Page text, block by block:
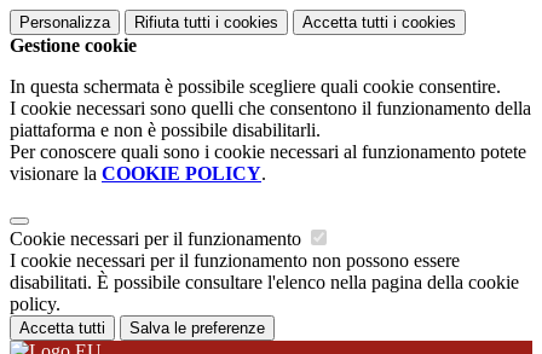
Personalizza Rifiuta tutti i cookies Accetta tutti i cookies
Gestione cookie
In questa schermata è possibile scegliere quali cookie consentire.
I cookie necessari sono quelli che consentono il funzionamento della
piattaforma e non è possibile disabilitarli.
Per conoscere quali sono i cookie necessari al funzionamento potete
visionare la COOKIE POLICY.
Cookie necessari per il funzionamento
I cookie necessari per il funzionamento non possono essere
disabilitati. È possibile consultare l'elenco nella pagina della cookie
policy.
Accetta tutti Salva le preferenze